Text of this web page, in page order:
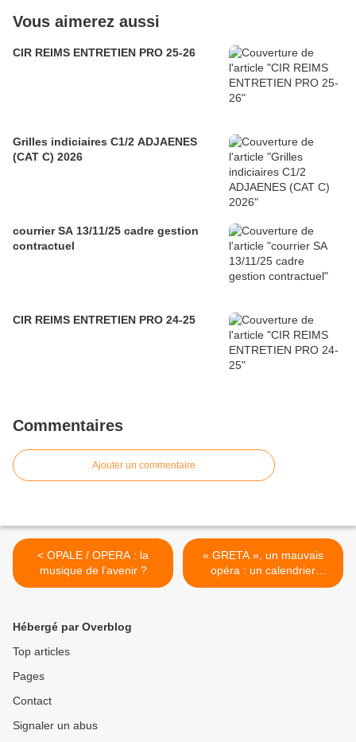
Vous aimerez aussi
CIR REIMS ENTRETIEN PRO 25-26
Grilles indiciaires C1/2 ADJAENES
(CAT C) 2026
courrier SA 13/11/25 cadre gestion
contractuel
CIR REIMS ENTRETIEN PRO 24-25
Commentaires
Ajouter un commentaire
< OPALE / OPERA : la
musique de l’avenir ?
« GRETA », un mauvais
opéra : un calendrier
intenable, un risque majeur
Hébergé par Overblog
Top articles
Pages
Contact
Signaler un abus